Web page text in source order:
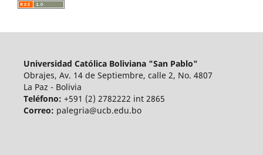
Universidad Católica Boliviana "San Pablo"
Obrajes, Av. 14 de Septiembre, calle 2, No. 4807
La Paz - Bolivia
Teléfono: +591 (2) 2782222 int 2865
Correo: palegria@ucb.edu.bo